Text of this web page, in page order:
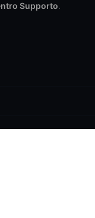
Supporto.